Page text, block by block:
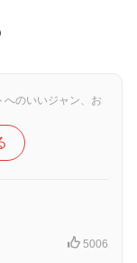
へのいいジャン、お
5006